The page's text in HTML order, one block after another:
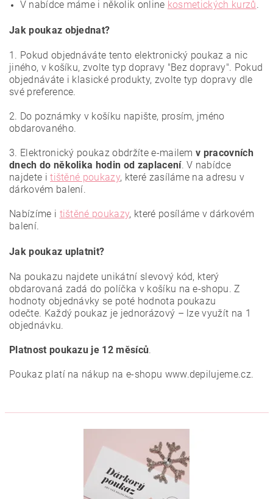
V nabídce máme i několik online kosmetických kurzů.
Jak poukaz objednat?
1. Pokud objednáváte tento elektronický poukaz a nic
jiného, v košíku, zvolte typ dopravy "Bez dopravy". Pokud
objednáváte i klasické produkty, zvolte typ dopravy dle
své preference.
2. Do poznámky v košíku napište, prosím, jméno
obdarovaného.
3. Elektronický poukaz obdržíte e-mailemv pracovních
dnech do několika hodin od zaplacení. V nabídce
najdete itištěné poukazy, které zasíláme na adresu v
dárkovém balení.
Nabízíme i tištěné poukazy, které posíláme v dárkovém
balení.
Jak poukaz uplatnit?
Na poukazu najdete unikátní slevový kód, který
obdarovaná zadá do políčka v košíku na e-shopu. Z
hodnoty objednávky se poté hodnota poukazu
odečte. Každý poukaz je jednorázový – lze využít na 1
objednávku.
Platnost poukazu je 12 měsíců.
Poukaz platí na nákup na e-shopu www.depilujeme.cz.